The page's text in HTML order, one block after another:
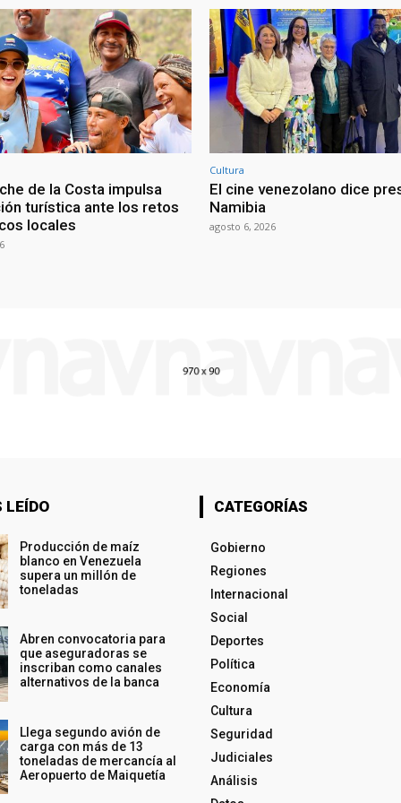
de la Costa impulsa
turística ante los retos
locales
Cultura
El cine venezolano dice
Namibia
agosto 6, 2026
LEÍDO
Producción de maíz
blanco en Venezuela
supera un millón de
toneladas
Abren convocatoria para
que aseguradoras se
inscriban como canales
alternativos de la banca
Llega segundo avión de
carga con más de 13
toneladas de mercancía al
Aeropuerto de Maiquetía
CATEGORÍAS
Gobierno
Regiones
Internacional
Social
Deportes
Política
Economía
Cultura
Seguridad
Judiciales
Análisis